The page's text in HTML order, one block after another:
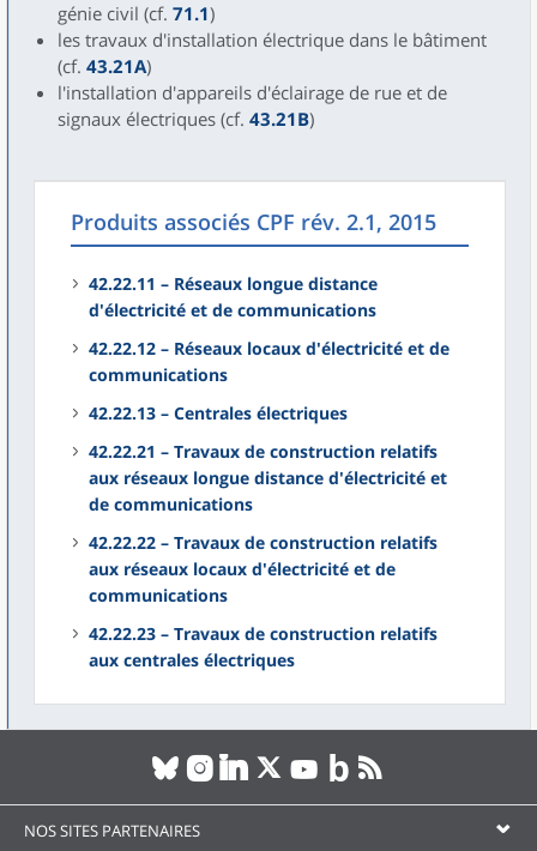
génie civil (cf. 71.1)
les travaux d'installation électrique dans le bâtiment
(cf. 43.21A)
l'installation d'appareils d'éclairage de rue et de
signaux électriques (cf. 43.21B)
Produits associés CPF rév. 2.1, 2015
42.22.11 – Réseaux longue distance
d'électricité et de communications
42.22.12 – Réseaux locaux d'électricité et de
communications
42.22.13 – Centrales électriques
42.22.21 – Travaux de construction relatifs
aux réseaux longue distance d'électricité et
de communications
42.22.22 – Travaux de construction relatifs
aux réseaux locaux d'électricité et de
communications
42.22.23 – Travaux de construction relatifs
aux centrales électriques
NOS SITES PARTENAIRES